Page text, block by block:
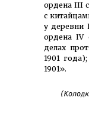
ордена III
с
у деревни
ордена IV
делах
1901
1901».